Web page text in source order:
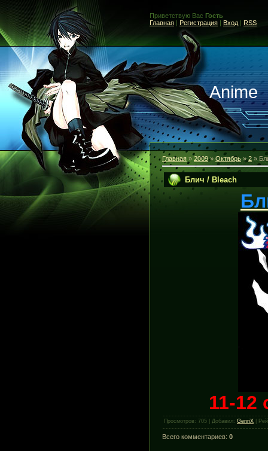
Приветствую Вас Гость
Главная | Регистрация | Вход | RSS
Anime
Главная » 2009 » Октябрь » 2 »
Блич / Bleach
11-12
Просмотров: 705 Добавил: GenriX
Всего комментариев: 0